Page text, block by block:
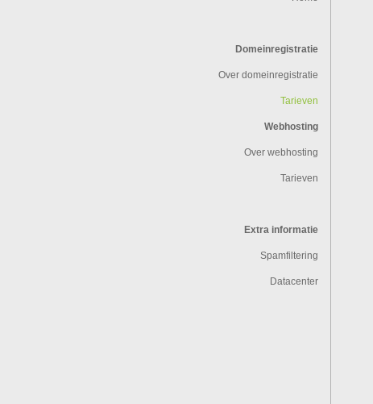
Domeinregistratie
Over domeinregistratie
Tarieven
Webhosting
Over webhosting
Tarieven
Extra informatie
Spamfiltering
Datacenter